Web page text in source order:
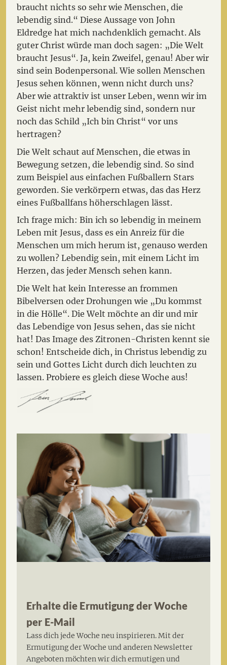
braucht nichts so sehr wie Menschen, die
lebendig sind.“ Diese Aussage von John
Eldredge hat mich nachdenklich gemacht. Als
guter Christ würde man doch sagen: „Die Welt
braucht Jesus“. Ja, kein Zweifel, genau! Aber wir
sind sein Bodenpersonal. Wie sollen Menschen
Jesus sehen können, wenn nicht durch uns?
Aber wie attraktiv ist unser Leben, wenn wir im
Geist nicht mehr lebendig sind, sondern nur
noch das Schild „Ich bin Christ“ vor uns
hertragen?
Die Welt schaut auf Menschen, die etwas in
Bewegung setzen, die lebendig sind. So sind
zum Beispiel aus einfachen Fußballern Stars
geworden. Sie verkörpern etwas, das das Herz
eines Fußballfans höherschlagen lässt.
Ich frage mich: Bin ich so lebendig in meinem
Leben mit Jesus, dass es ein Anreiz für die
Menschen um mich herum ist, genauso werden
zu wollen? Lebendig sein, mit einem Licht im
Herzen, das jeder Mensch sehen kann.
Die Welt hat kein Interesse an frommen
Bibelversen oder Drohungen wie „Du kommst
in die Hölle“. Die Welt möchte an dir und mir
das Lebendige von Jesus sehen, das sie nicht
hat! Das Image des Zitronen-Christen kennt sie
schon! Entscheide dich, in Christus lebendig zu
sein und Gottes Licht durch dich leuchten zu
lassen. Probiere es gleich diese Woche aus!
Erhalte die Ermutigung der Woche
per E-Mail
Lass dich jede Woche neu inspirieren. Mit der
Ermutigung der Woche und anderen Newsletter
Angeboten möchten wir dich ermutigen und